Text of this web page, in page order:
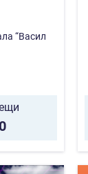
“Васил
0